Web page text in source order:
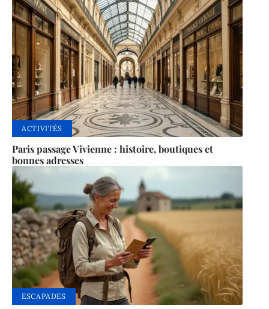
ACTIVITÉS
Paris passage Vivienne : histoire, boutiques et
bonnes adresses
ESCAPADES